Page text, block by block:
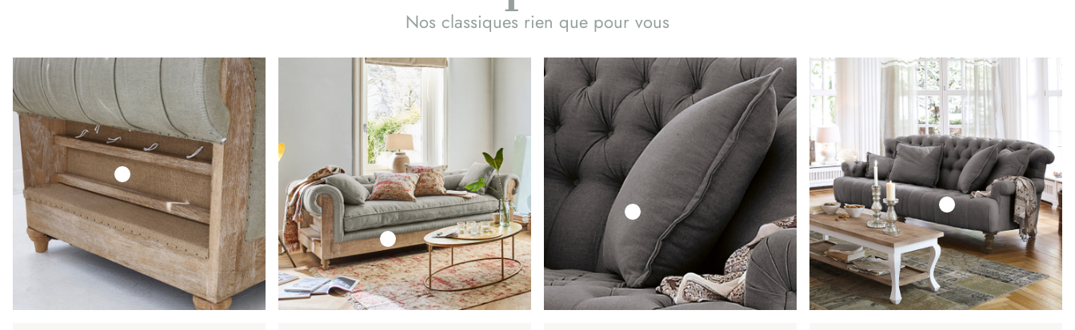
Nos classiques rien que pour vous